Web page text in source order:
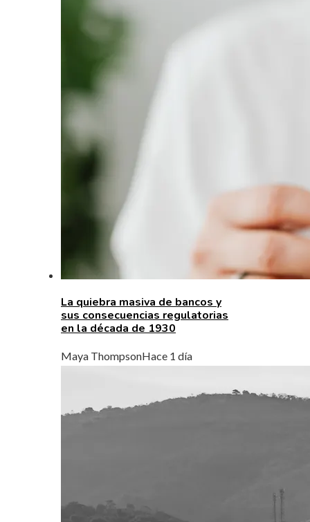
La quiebra masiva de bancos y
sus consecuencias regulatorias
en la década de 1930
Maya ThompsonHace 1 día